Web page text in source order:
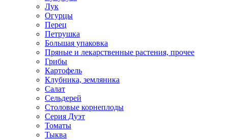
Лук
Огурцы
Перец
Петрушка
Большая упаковка
Пряные и лекарственные растения, прочее
Грибы
Картофель
Клубника, земляника
Салат
Сельдерей
Столовые корнеплоды
Серия Дуэт
Томаты
Тыква